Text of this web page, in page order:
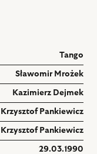
Tango
Sławomir Mrożek
Kazimierz Dejmek
Krzysztof Pankiewicz
Krzysztof Pankiewicz
29.03.1990